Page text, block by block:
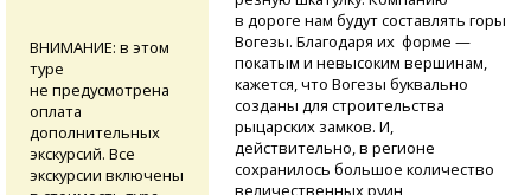
в дороге нам будут составлять горы
Вогезы. Благодаря их форме —
покатым и невысоким вершинам,
кажется, что Вогезы буквально
созданы для строительства
рыцарских замков. И,
действительно, в регионе
сохранилось большое количество
величественных руин,
ВНИМАНИЕ: в этом
туре
не предусмотрена
оплата
дополнительных
экскурсий. Все
экскурсии включены